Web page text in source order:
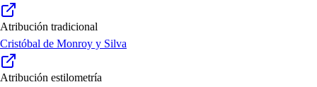
Atribución tradicional
Cristóbal de Monroy y Silva
Atribución estilometría